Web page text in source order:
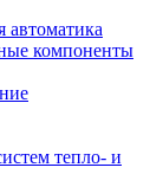
автоматика
компоненты
тепло- и